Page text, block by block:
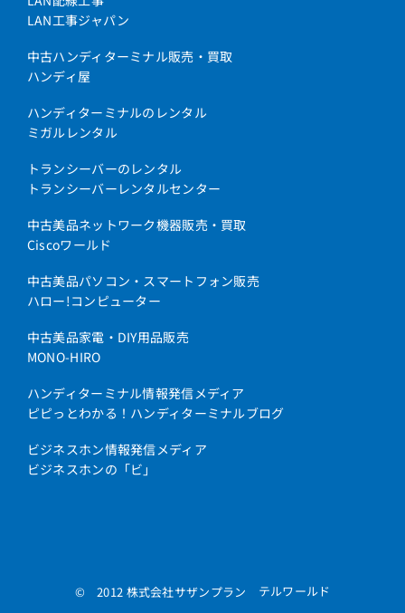
LAN工事ジャパン
中古ハンディターミナル販売・買取
ハンディ屋
ハンディターミナルのレンタル
ミガルレンタル
トランシーバーのレンタル
トランシーバーレンタルセンター
中古美品ネットワーク機器販売・買取
Ciscoワールド
中古美品パソコン・スマートフォン販売
ハロー!コンピューター
中古美品家電・DIY用品販売
MONO-HIRO
ハンディターミナル情報発信メディア
ピピっとわかる！ハンディターミナルブログ
ビジネスホン情報発信メディア
ビジネスホンの「ビ」
© 2012 株式会社サザンプラン テルワールド